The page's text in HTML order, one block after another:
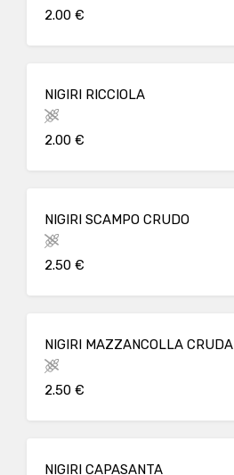
2.00 €
NIGIRI RICCIOLA
2.00 €
NIGIRI SCAMPO CRUDO
2.50 €
NIGIRI MAZZANCOLLA CRUDA
2.50 €
NIGIRI CAPASANTA